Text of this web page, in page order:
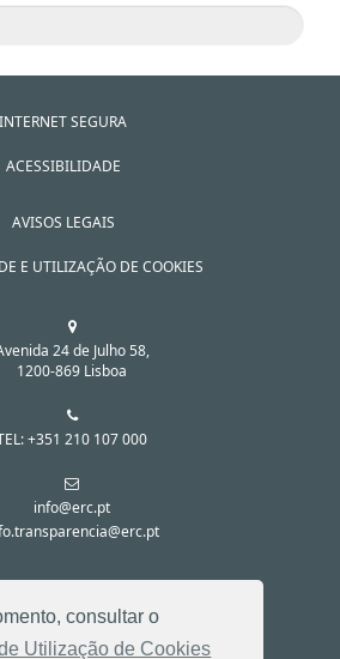
consultar o
Utilização de Cookies
INTERNET SEGURA
ACESSIBILIDADE
AVISOS LEGAIS
E UTILIZAÇÃO DE COOKIES
24 de Julho 58,
1200-869 Lisboa
+351 210 107 000
info@erc.pt